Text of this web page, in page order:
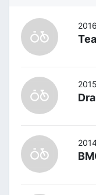
2016
2015